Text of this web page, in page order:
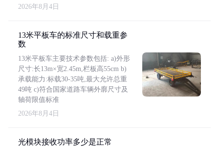
2026年8月4日
13米平板车的标准尺寸和载重参
数
13米平板车主要技术参数包括: a)外形
尺寸:长13m×宽2.45m,栏板高55cm b)
承载能力:标载30-35吨,最大允许总重
49吨 c)符合国家道路车辆外廓尺寸及
轴荷限值标准
2026年8月4日
光模块接收功率多少是正常